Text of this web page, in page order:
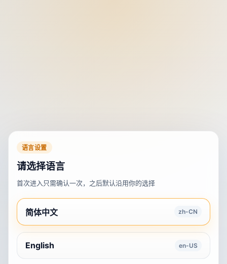
语言设置
请选择语言
首次进入只需确认一次，之后默认沿用你的选择
简体中文 zh-CN
English en-US